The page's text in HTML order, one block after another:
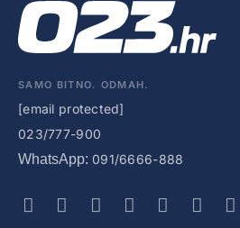
SAMO BITNO. ODMAH.
[email protected]
023/777-900
WhatsApp: 091/6666-888